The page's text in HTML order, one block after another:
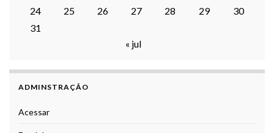
24
25 26 27 28 29
30
31
« jul
ADMINSTRAÇÃO
Acessar